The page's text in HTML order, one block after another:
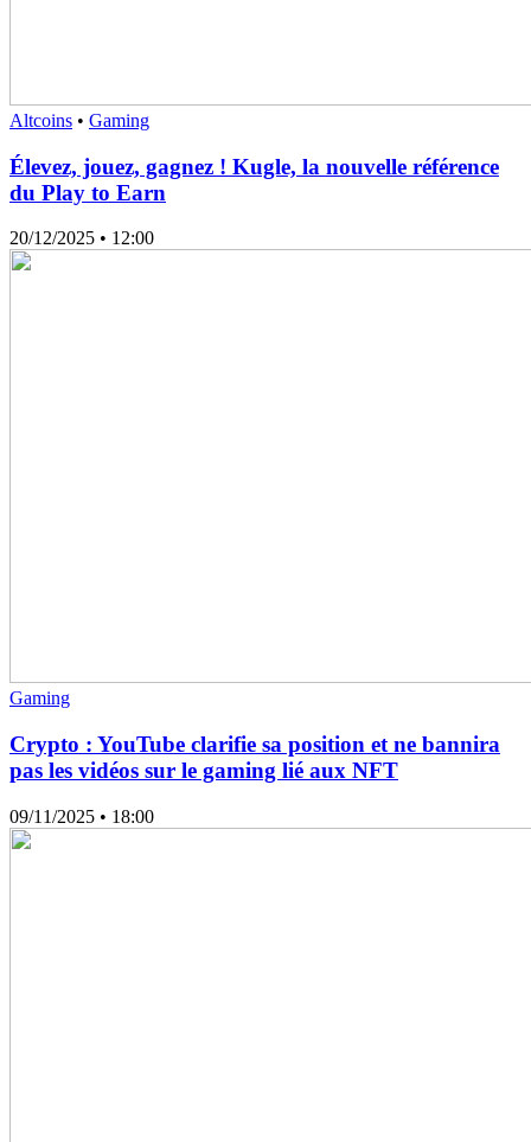
Altcoins • Gaming
Élevez, jouez, gagnez ! Kugle, la nouvelle référence
du Play to Earn
20/12/2025 • 12:00
Gaming
Crypto : YouTube clarifie sa position et ne bannira
pas les vidéos sur le gaming lié aux NFT
09/11/2025 • 18:00